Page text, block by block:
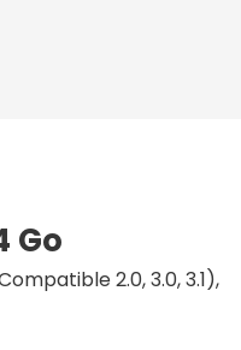
Go
2.0, 3.0, 3.1),